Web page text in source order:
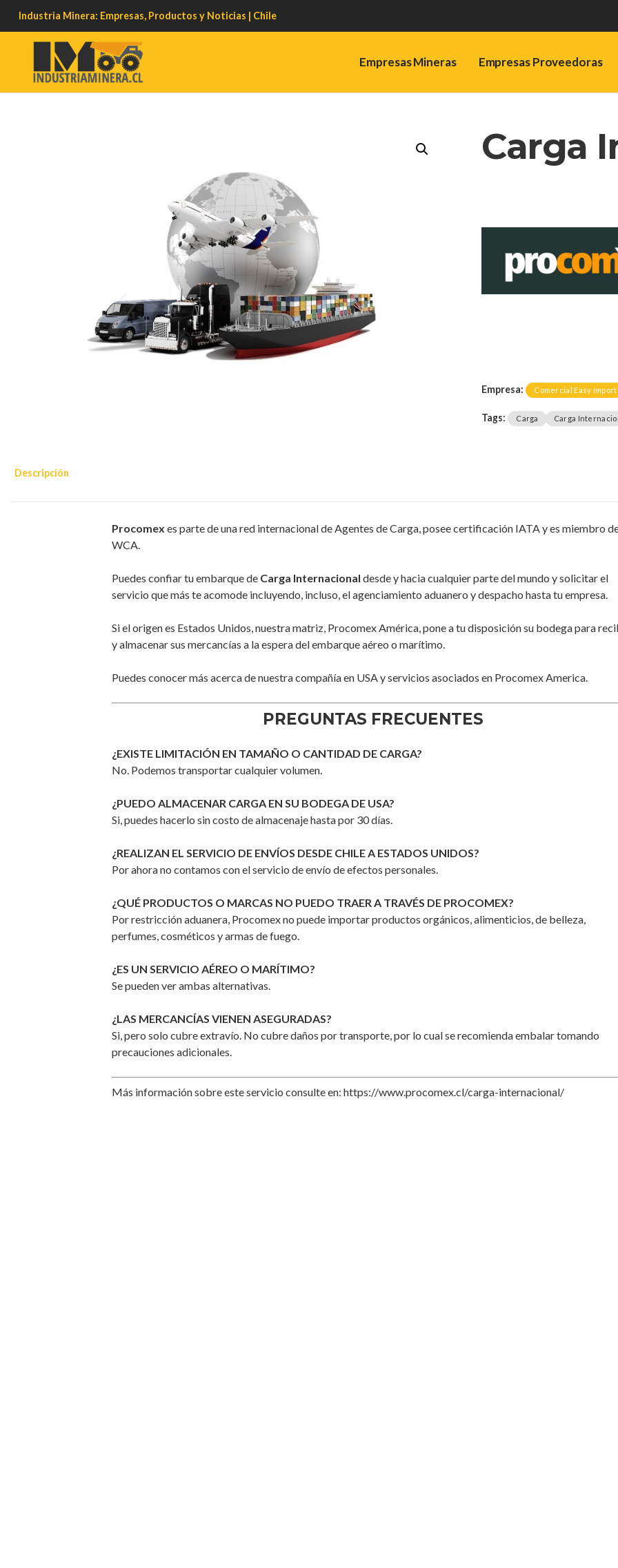
Industria Minera: Empresas, Productos y Noticias | Chile
Empresas Mineras Empresas Proveedoras
Carga
Empresa: Comercial Easy Import
Tags: Carga Carga
Descripción
Procomex es parte de una red internacional de Agentes de Carga, posee certificación IATA y es miembro
WCA.
Puedes confiar tu embarque de Carga Internacional desde y hacia cualquier parte del mundo y solicitar el
servicio que más te acomode incluyendo, incluso, el agenciamiento aduanero y despacho hasta tu empresa.
Si el origen es Estados Unidos, nuestra matriz, Procomex América, pone a tu disposición su bodega para
y almacenar sus mercancías a la espera del embarque aéreo o marítimo.
Puedes conocer más acerca de nuestra compañía en USA y servicios asociados en Procomex America.
PREGUNTAS FRECUENTES
¿EXISTE LIMITACIÓN EN TAMAÑO O CANTIDAD DE CARGA?
No. Podemos transportar cualquier volumen.
¿PUEDO ALMACENAR CARGA EN SU BODEGA DE USA?
Si, puedes hacerlo sin costo de almacenaje hasta por 30 días.
¿REALIZAN EL SERVICIO DE ENVÍOS DESDE CHILE A ESTADOS UNIDOS?
Por ahora no contamos con el servicio de envío de efectos personales.
¿QUÉ PRODUCTOS O MARCAS NO PUEDO TRAER A TRAVÉS DE PROCOMEX?
Por restricción aduanera, Procomex no puede importar productos orgánicos, alimenticios, de belleza,
perfumes, cosméticos y armas de fuego.
¿ES UN SERVICIO AÉREO O MARÍTIMO?
Se pueden ver ambas alternativas.
¿LAS MERCANCÍAS VIENEN ASEGURADAS?
Si, pero solo cubre extravío. No cubre daños por transporte, por lo cual se recomienda embalar tomando
precauciones adicionales.
Más información sobre este servicio consulte en: https://www.procomex.cl/carga-internacional/